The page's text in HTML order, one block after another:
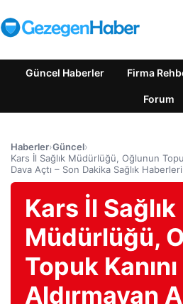
Güncel Haberler Firma
Forum
Haberler›Güncel›
Kars İl Sağlık Müdürlüğü, Oğlunun
Dava Açtı – Son Dakika Sağlık Haberleri
Kars İl Sağlık
Müdürlüğü,
Topuk Kanını
Aldırmayan